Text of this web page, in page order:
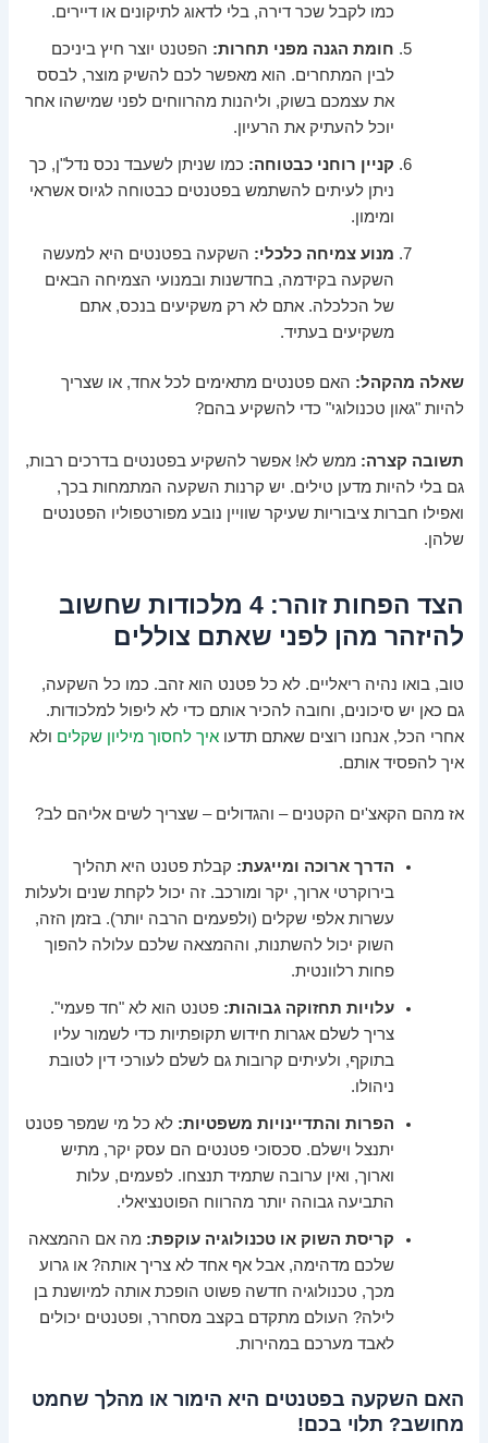
כמו לקבל שכר דירה, בלי לדאוג לתיקונים או דיירים.
חומת הגנה מפני תחרות: הפטנט יוצר חיץ ביניכם
לבין המתחרים. הוא מאפשר לכם להשיק מוצר, לבסס
את עצמכם בשוק, וליהנות מהרווחים לפני שמישהו אחר
יוכל להעתיק את הרעיון.
קניין רוחני כבטוחה: כמו שניתן לשעבד נכס נדל"ן, כך
ניתן לעיתים להשתמש בפטנטים כבטוחה לגיוס אשראי
ומימון.
מנוע צמיחה כלכלי: השקעה בפטנטים היא למעשה
השקעה בקידמה, בחדשנות ובמנועי הצמיחה הבאים
של הכלכלה. אתם לא רק משקיעים בנכס, אתם
משקיעים בעתיד.
שאלה מהקהל: האם פטנטים מתאימים לכל אחד, או שצריך
להיות "גאון טכנולוגי" כדי להשקיע בהם?
תשובה קצרה: ממש לא! אפשר להשקיע בפטנטים בדרכים רבות,
גם בלי להיות מדען טילים. יש קרנות השקעה המתמחות בכך,
ואפילו חברות ציבוריות שעיקר שוויין נובע מפורטפוליו הפטנטים
שלהן.
הצד הפחות זוהר: 4 מלכודות שחשוב
להיזהר מהן לפני שאתם צוללים
טוב, בואו נהיה ריאליים. לא כל פטנט הוא זהב. כמו כל השקעה,
גם כאן יש סיכונים, וחובה להכיר אותם כדי לא ליפול למלכודות.
אחרי הכל, אנחנו רוצים שאתם תדעואיך לחסוך מיליון שקלים ולא
איך להפסיד אותם.
אז מהם הקאצ'ים הקטנים – והגדולים – שצריך לשים אליהם לב?
הדרך ארוכה ומייגעת: קבלת פטנט היא תהליך
בירוקרטי ארוך, יקר ומורכב. זה יכול לקחת שנים ולעלות
עשרות אלפי שקלים (ולפעמים הרבה יותר). בזמן הזה,
השוק יכול להשתנות, וההמצאה שלכם עלולה להפוך
פחות רלוונטית.
עלויות תחזוקה גבוהות: פטנט הוא לא "חד פעמי".
צריך לשלם אגרות חידוש תקופתיות כדי לשמור עליו
בתוקף, ולעיתים קרובות גם לשלם לעורכי דין לטובת
ניהולו.
הפרות והתדיינויות משפטיות: לא כל מי שמפר פטנט
יתנצל וישלם. סכסוכי פטנטים הם עסק יקר, מתיש
וארוך, ואין ערובה שתמיד תנצחו. לפעמים, עלות
התביעה גבוהה יותר מהרווח הפוטנציאלי.
קריסת השוק או טכנולוגיה עוקפת: מה אם ההמצאה
שלכם מדהימה, אבל אף אחד לא צריך אותה? או גרוע
מכך, טכנולוגיה חדשה פשוט הופכת אותה למיושנת בן
לילה? העולם מתקדם בקצב מסחרר, ופטנטים יכולים
לאבד מערכם במהירות.
האם השקעה בפטנטים היא הימור או מהלך שחמט
מחושב? תלוי בכם!